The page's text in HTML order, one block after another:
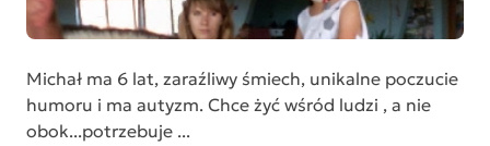
Michał ma 6 lat, zaraźliwy śmiech, unikalne poczucie
humoru i ma autyzm. Chce żyć wśród ludzi , a nie
obok...potrzebuje ...